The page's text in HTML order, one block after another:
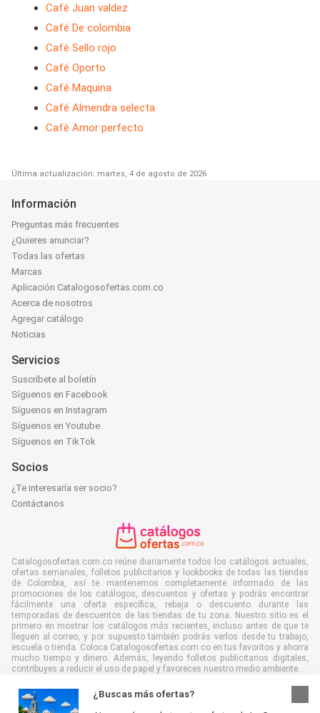
Café Juan valdez
Café De colombia
Café Sello rojo
Café Oporto
Café Maquina
Café Almendra selecta
Café Amor perfecto
Última actualización: martes, 4 de agosto de 2026
¿Buscas más ofertas?
Información
Preguntas más frecuentes
¿Quieres anunciar?
Todas las ofertas
Marcas
Aplicación Catalogosofertas.com.co
Acerca de nosotros
Agregar catálogo
Noticias
Servicios
Suscríbete al boletín
Síguenos en Facebook
Síguenos en Instagram
Síguenos en Youtube
Síguenos en TikTok
Socios
¿Te interesaría ser socio?
Contáctanos
Catalogosofertas.com.co reúne diariamente todos los catálogos actuales,
ofertas semanales, folletos publicitarios y lookbooks de todas las tiendas
de Colombia, así te mantenemos completamente informado de las
promociones de los catálogos, descuentos y ofertas y podrás encontrar
fácilmente una oferta específica, rebaja o descuento durante las
temporadas de descuentos de las tiendas de tu zona. Nuestro sitio es el
primero en mostrar los catálogos más recientes, incluso antes de que te
lleguen al correo, y por supuesto también podrás verlos desde tu trabajo,
escuela o tienda. Coloca Catalogosofertas.com.co en tus favoritos y ahorra
mucho tiempo y dinero. Además, leyendo folletos publicitarios digitales,
contribuyes a reducir el uso de papel y favoreces nuestro medio ambiente.